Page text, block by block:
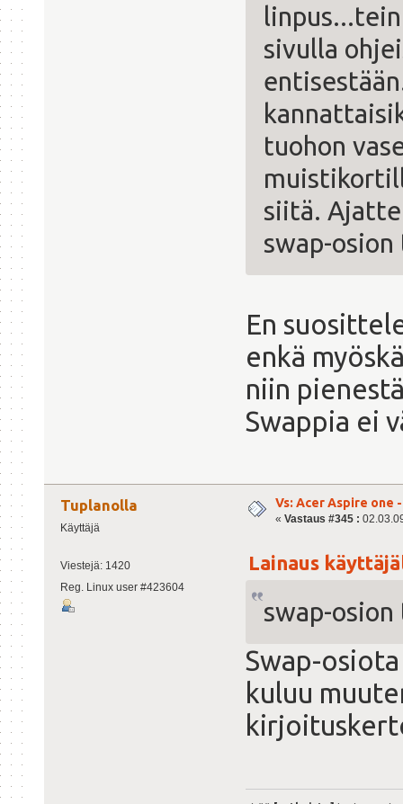
sivulla
tuohon
siitä.
swap-
En
enkä
niin
Swappia ei
Tuplanolla
Käyttäjä
Viestejä: 1420
Reg. Linux user #423604
Vs: Acer Aspire one
« Vastaus #345 :
Lainaus
swap-
Swap-
kuluu